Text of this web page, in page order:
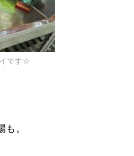
です☆
。